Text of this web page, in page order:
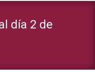
día 2 de